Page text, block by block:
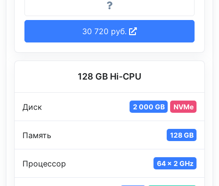
30 720 руб.
128 GB Hi-CPU
Диск 2 000 GB NVMe
Память 128 GB
Процессор 64 x 2 GHz